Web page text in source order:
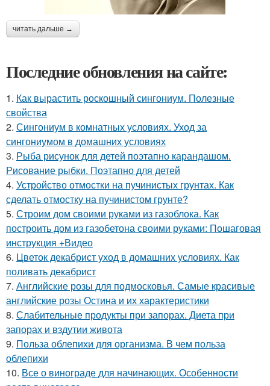
читать дальше →
Последние обновления на сайте:
1. Как вырастить роскошный сингониум. Полезные
свойства
2. Сингониум в комнатных условиях. Уход за
сингониумом в домашних условиях
3. Рыба рисунок для детей поэтапно карандашом.
Рисование рыбки. Поэтапно для детей
4. Устройство отмостки на пучинистых грунтах. Как
сделать отмостку на пучинистом грунте?
5. Строим дом своими руками из газоблока. Как
построить дом из газобетона своими руками: Пошаговая
инструкция +Видео
6. Цветок декабрист уход в домашних условиях. Как
поливать декабрист
7. Английские розы для подмосковья. Самые красивые
английские розы Остина и их характеристики
8. Слабительные продукты при запорах. Диета при
запорах и вздутии живота
9. Польза облепихи для организма. В чем польза
облепихи
10. Все о винограде для начинающих. Особенности